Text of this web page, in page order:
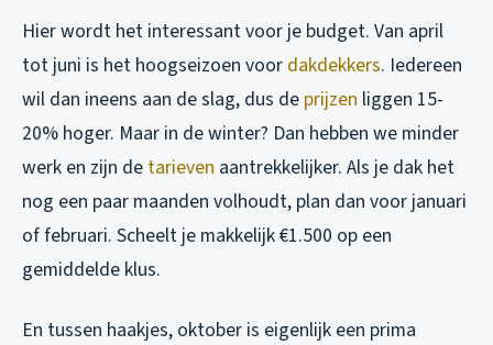
Hier wordt het interessant voor je budget. Van april
tot juni is het hoogseizoen voor dakdekkers. Iedereen
wil dan ineens aan de slag, dus de prijzen liggen 15-
20% hoger. Maar in de winter? Dan hebben we minder
werk en zijn de tarieven aantrekkelijker. Als je dak het
nog een paar maanden volhoudt, plan dan voor januari
of februari. Scheelt je makkelijk €1.500 op een
gemiddelde klus.
En tussen haakjes, oktober is eigenlijk een prima